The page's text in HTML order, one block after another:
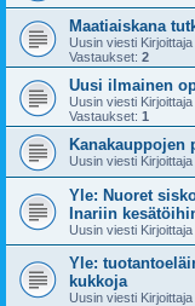
Maatiaiskana
Uusin viesti Kirjoittaja
Vastaukset: 2
Uusi ilmainen
Uusin viesti Kirjoittaja
Vastaukset: 1
Kanakauppojen
Uusin viesti Kirjoittaja
Yle: Nuoret
Inariin
Uusin viesti Kirjoittaja
Yle:
kukkoja
Uusin viesti Kirjoittaja